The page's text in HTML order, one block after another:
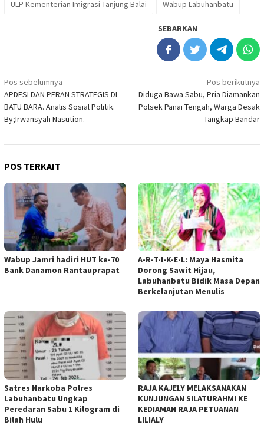
ULP Kementerian Imigrasi Tanjung Balai
Wabup Labuhanbatu
SEBARKAN
Navigasi
pos
Pos sebelumnya
APDESI DAN PERAN STRATEGIS DI
BATU BARA. Analis Sosial Politik.
By;Irwansyah Nasution.
Pos berikutnya
Diduga Bawa Sabu, Pria Diamankan
Polsek Panai Tengah, Warga Desak
Tangkap Bandar
POS TERKAIT
Wabup Jamri hadiri HUT ke-70
Bank Danamon Rantauprapat
A-R-T-I-K-E-L: Maya Hasmita
Dorong Sawit Hijau,
Labuhanbatu Bidik Masa Depan
Berkelanjutan Menulis
Satres Narkoba Polres
Labuhanbatu Ungkap
Peredaran Sabu 1 Kilogram di
Bilah Hulu
RAJA KAJELY MELAKSANAKAN
KUNJUNGAN SILATURAHMI KE
KEDIAMAN RAJA PETUANAN
LILIALY